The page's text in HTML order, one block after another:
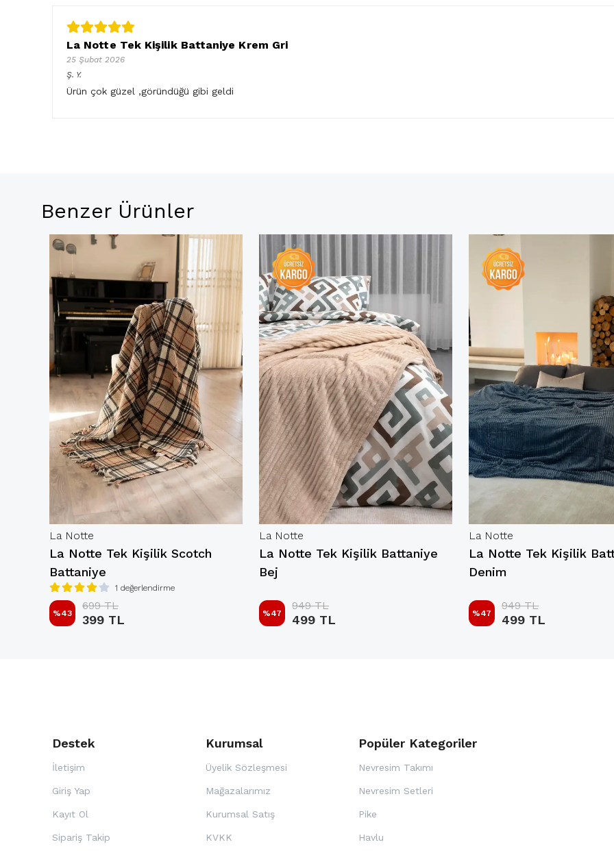
La Notte Tek Kişilik Battaniye Krem Gri
25 Şubat 2026
Ş. Y.
Ürün çok güzel ,göründüğü gibi geldi
Benzer Ürünler
La Notte
La Notte Tek Kişilik Scotch
Battaniye
1 değerlendirme
%43
699 TL
399 TL
La Notte
La Notte Tek Kişilik Battaniye
Bej
%47
949 TL
499 TL
La Notte
La Notte Tek Kişilik
Denim
%47
949 TL
499 TL
Destek
İletişim
Giriş Yap
Kayıt Ol
Sipariş Takip
Kurumsal
Üyelik Sözleşmesi
Mağazalarımız
Kurumsal Satış
KVKK
Popüler Kategoriler
Nevresim Takımı
Nevresim Setleri
Pike
Havlu